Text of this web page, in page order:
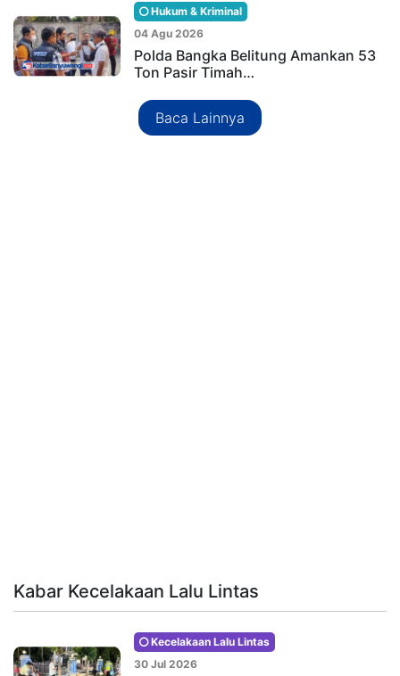
Hukum & Kriminal
04 Agu 2026
Polda Bangka Belitung Amankan 53
Ton Pasir Timah…
Baca Lainnya
Kabar Kecelakaan Lalu Lintas
Kecelakaan Lalu Lintas
30 Jul 2026